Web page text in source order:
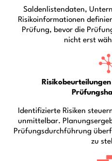
Saldenlistendaten,
Risikoinformationen
Prüfung, bevor die
nicht erst
Identifizierte Risiken
unmittelbar.
Prüfungsdurchführung
zu